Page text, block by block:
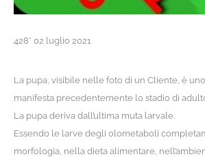
428* 02 luglio 2021
La pupa, visibile nelle foto di un Cliente, è
manifesta precedentemente lo stadio di
La pupa deriva dall’ultima muta larvale.
Essendo le larve degli olometaboli
morfologia, nella dieta alimentare,